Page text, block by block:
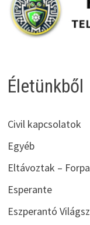
Életünkből
Civil kapcsolatok
Egyéb
Eltávoztak –
Esperante
Eszperantó